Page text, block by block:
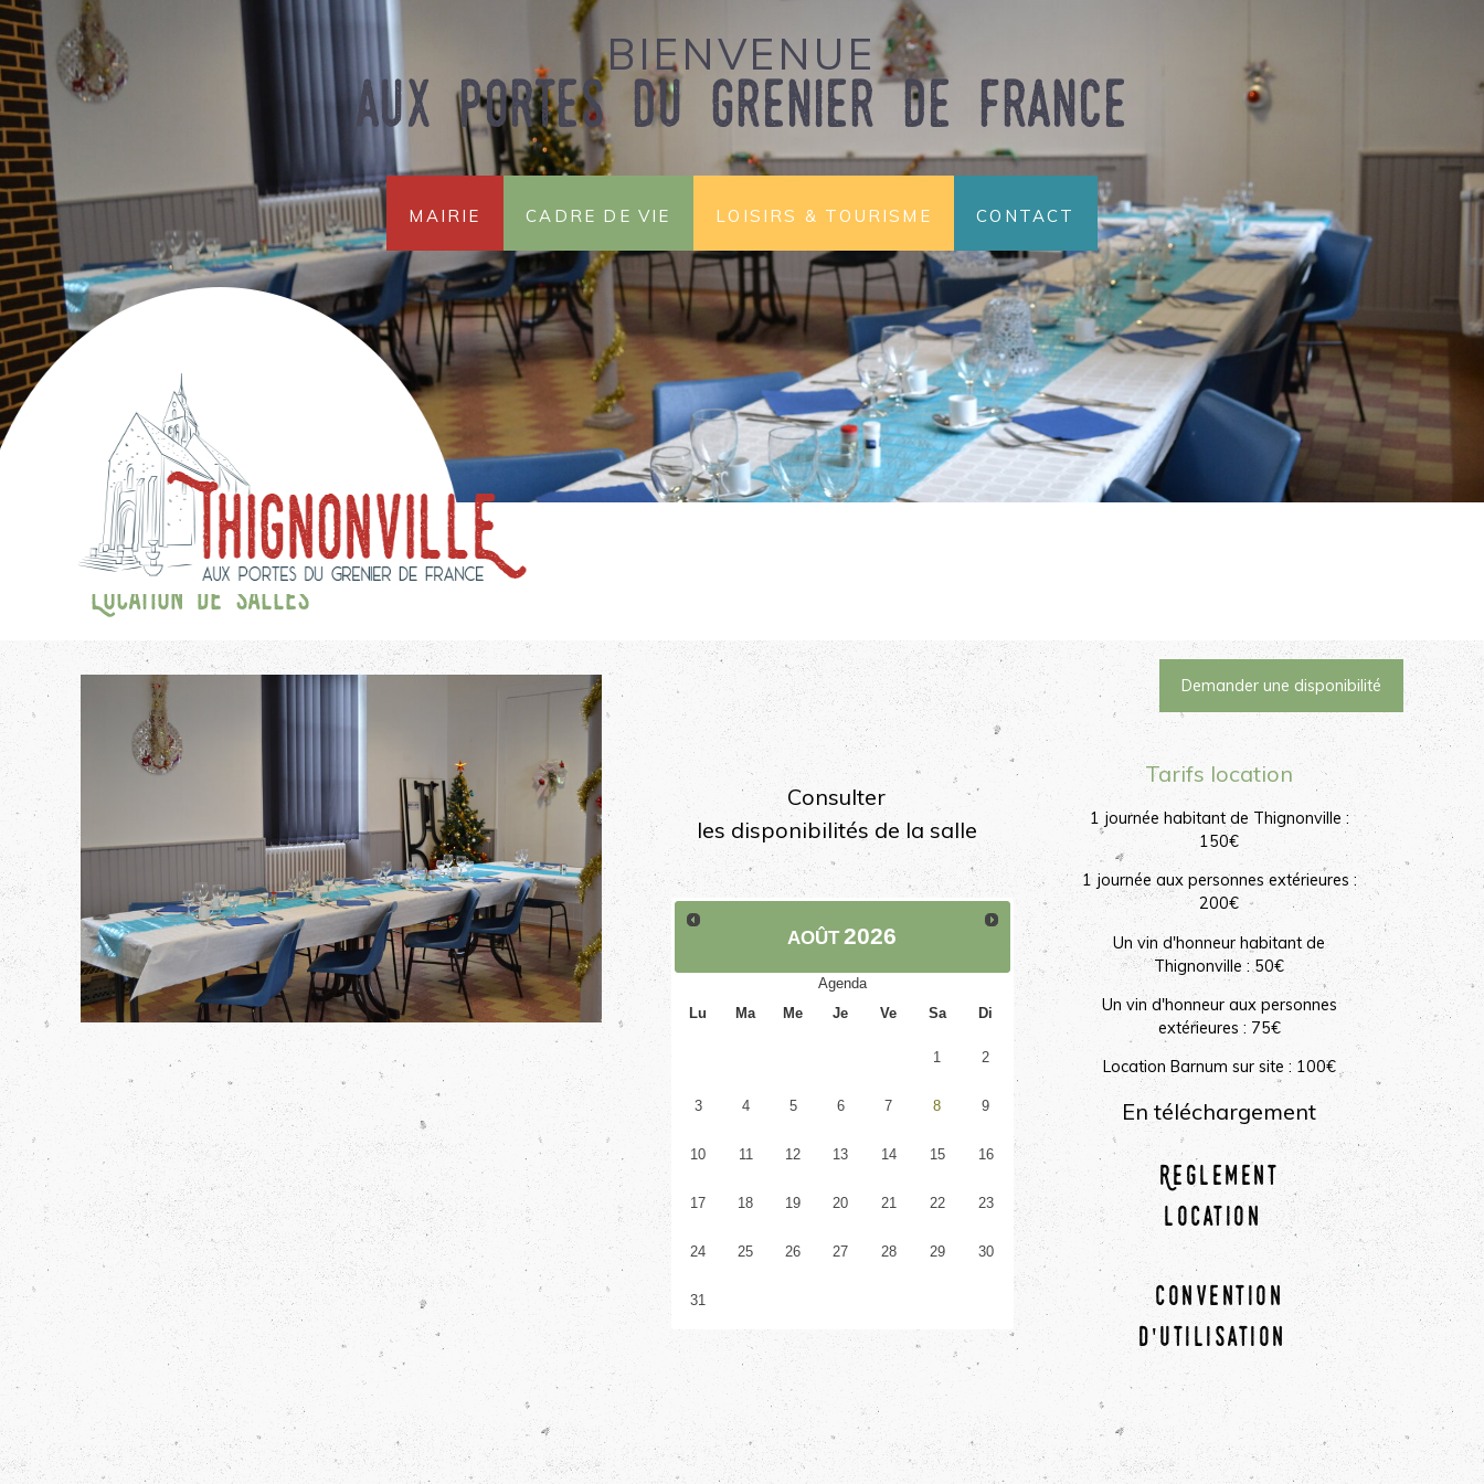
BIENVENUE
aux portes du grenier de france
Mairie Cadre de vie Loisirs & Tourisme Contact
Location de salles
Demander une disponibilité
Consulter
les disponibilités de la salle
Août2026
Agenda
Lu
Ma Me Je Ve Sa Di
1 2
3 4 5 6 7 8 9
10 11 12 13 14 15 16
17 18 19 20 21 22 23
24 25 26 27 28 29 30
31
Tarifs location
1 journée habitant de Thignonville :
150€
1 journée aux personnes extérieures :
200€
Un vin d'honneur habitant de
Thignonville : 50€
Un vin d'honneur aux personnes
extérieures : 75€
Location Barnum sur site : 100€
En téléchargement
Reglement
location
Convention
d'utilisation